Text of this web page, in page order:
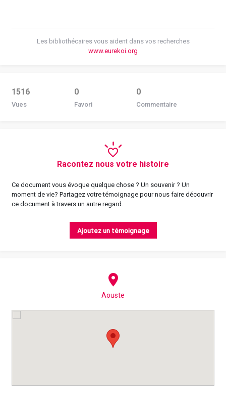
Les bibliothécaires vous aident dans vos recherches
www.eurekoi.org
1516
Vues
0
Favori
0
Commentaire
Racontez nous votre histoire
Ce document vous évoque quelque chose ? Un souvenir ? Un
moment de vie? Partagez votre témoignage pour nous faire découvrir
ce document à travers un autre regard.
Ajoutez un témoignage
Aouste